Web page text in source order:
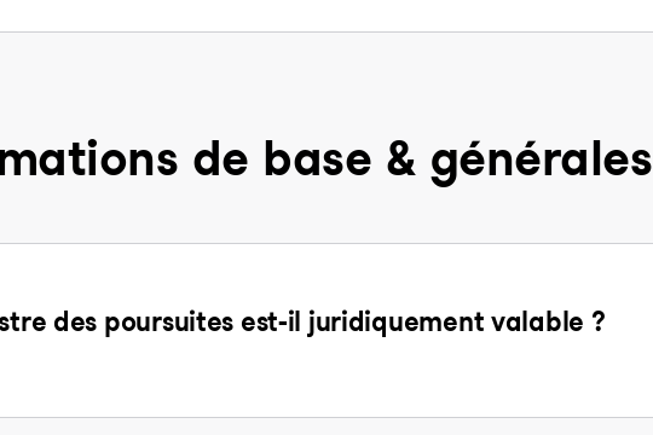
de base & générales
des poursuites est-il juridiquement valable ?